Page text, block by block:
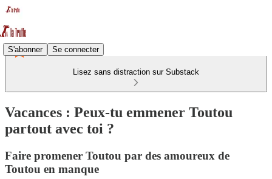
S'abonner Se connecter
Lisez sans distraction sur Substack
Vacances : Peux-tu emmener Toutou
partout avec toi ?
Faire promener Toutou par des amoureux de
Toutou en manque